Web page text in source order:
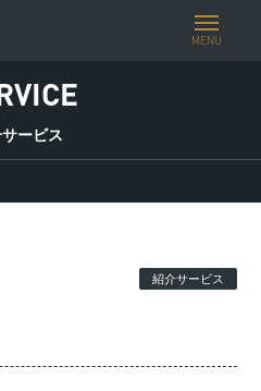
MENU
ービス
紹介サービス